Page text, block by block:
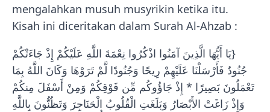
mengalahkan musuh musyrikin ketika itu.
Kisah ini diceritakan dalam Surah Al-Ahzab :
{يَا أَيُّهَا الَّذِينَ آمَنُوا اذْكُرُوا نِعْمَةَ اللَّهِ عَلَيْكُمْ إِذْ جَاءَتْكُمْ
جُنُودٌ فَأَرْسَلْنَا عَلَيْهِمْ رِيحًا وَجُنُودًا لَّمْ تَرَوْهَا وَكَانَ اللَّهُ بِمَا
تَعْمَلُونَ بَصِيرًا * إِذْ جَاؤُوكُم مِّن فَوْقِكُمْ وَمِنْ أَسْفَلَ مِنكُمْ
وَإِذْ زَاغَتْ الأَبْصَارُ وَبَلَغَتِ الْقُلُوبُ الْحَنَاجِرَ وَتَظُنُّونَ بِاللَّهِ